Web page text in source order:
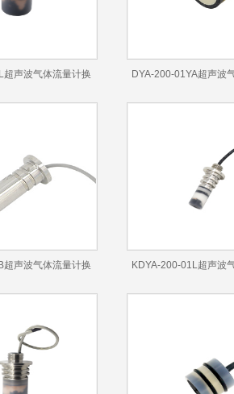
超声波气体流量计换 DYA-200-01YA超声波
超声波气体流量计换 KDYA-200-01L超声波